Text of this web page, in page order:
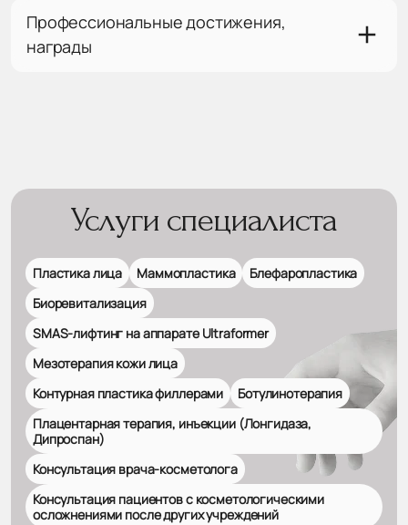
Профессиональные достижения,
награды
Услуги специалиста
Пластика лица Маммопластика
Блефаропластика
Биоревитализация
SMAS-лифтинг на аппарате Ultraformer
Мезотерапия кожи лица
Контурная пластика филлерами
Ботулинотерапия
Плацентарная терапия, инъекции (Лонгидаза,
Дипроспан)
Консультация врача-косметолога
Консультация пациентов с косметологическими
осложнениями после других учреждений